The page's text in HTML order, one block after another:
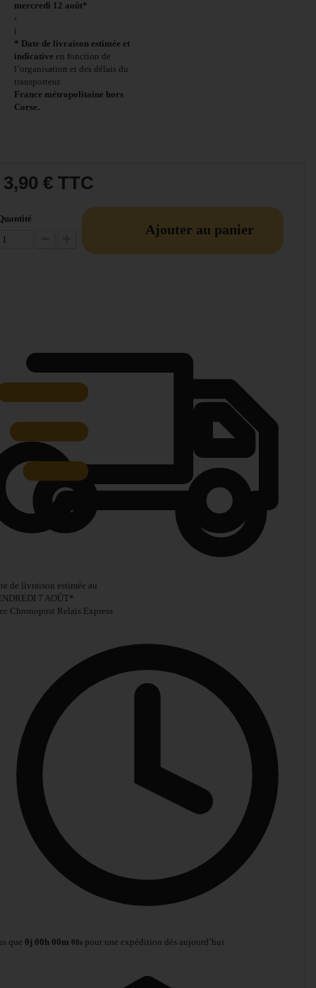
mercredi 12 août*
›
i
* Date de livraison estimée et
indicative en fonction de
l’organisation et des délais du
transporteur.
France métropolitaine hors
Corse.
3,90 € TTC
Diminuer la quantité
Augmenter la quantité
Ajouter au panier
de livraison estimée au
7 AOÛT*
Chronopost Relais Express
que 0j 00h 00m 00s pour une expédition dès aujourd’hui